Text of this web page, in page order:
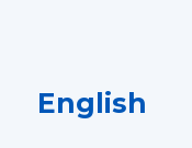
English